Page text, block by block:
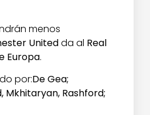
menos
Unitedda al Real
Europa.
por:De Gea;
Mkhitaryan, Rashford;